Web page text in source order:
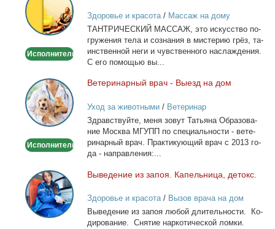
массаж
Исполнитель
Здоровье и красота/ Массаж на дому
ТАНТРИЧЕСКИЙ МАССАЖ, это ис­кус­ство по­
гру­же­ния те­ла и со­зна­ния в ми­сте­рию грёз, та­
ин­ствен­ной неги и чув­ствен­но­го на­сла­жде­ния.
С его по­мо­щью вы...
Ветеринарный
врач
-
Выезд
дом
Исполнитель
Ве­те­ри­нар­ный врач - Вы­езд на дом
Уход за животными/ Ветеринар
Здрав­ствуй­те, ме­ня зо­вут Та­тья­на Об­ра­зо­ва­
ние Москва МГУПП по спе­ци­аль­но­сти - ве­те­
ри­нар­ный врач. Прак­ти­ку­ю­щий врач с 2013 го­
да - на­прав­ле­ния:...
Выведение
из
запоя.
Капельница,
Вы­ве­де­ние из за­поя. Ка­пель­ни­ца, де­токс.
Здоровье и красота/ Вызов врача на дом
Вы­ве­де­ние из за­поя лю­бой дли­тель­но­сти. Ко­
ди­ро­ва­ние. Сня­тие нар­ко­ти­че­ской лом­ки.